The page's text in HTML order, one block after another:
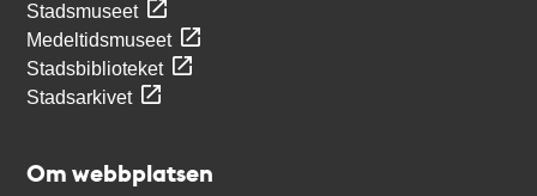
Stadsmuseet
Medeltidsmuseet
Stadsbiblioteket
Stadsarkivet
Om webbplatsen